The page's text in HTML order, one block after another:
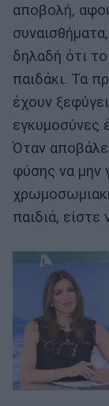
αποβολή,
δηλαδή ότι
παιδάκι. Τα
έχουν
εγκυμοσύνες
Όταν
φύσης να μην
παιδιά, είστε